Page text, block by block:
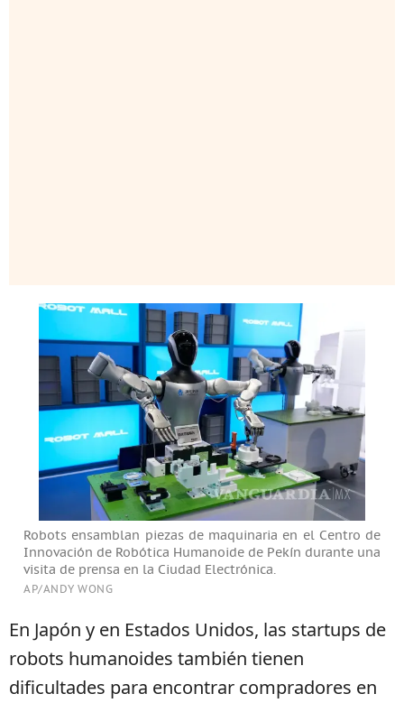
Robots ensamblan piezas de maquinaria en el Centro de
Innovación de Robótica Humanoide de Pekín durante una
visita de prensa en la Ciudad Electrónica.
AP/ANDY WONG
En Japón y en Estados Unidos, las startups de
robots humanoides también tienen
dificultades para encontrar compradores en